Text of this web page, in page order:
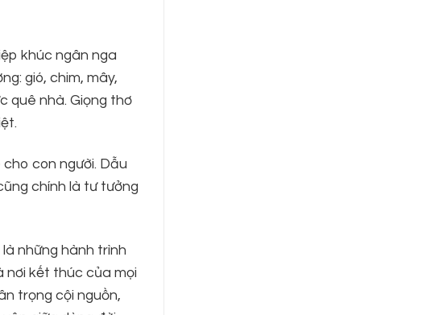
khúc ngân nga
gió, chim, mây,
quê nhà. Giọng thơ
con người. Dẫu
chính là tư tưởng
những hành trình
nơi kết thúc của mọi
trọng cội nguồn,